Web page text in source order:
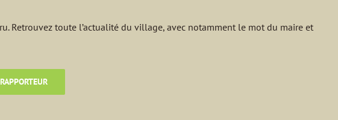
Retrouvez toute l’actualité du village, avec notamment le mot du maire et